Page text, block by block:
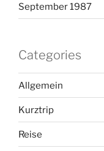
September 1987
Categories
Allgemein
Kurztrip
Reise